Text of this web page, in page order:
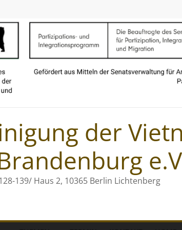
der
139/ Haus 2, 10365 Berlin Lichtenberg